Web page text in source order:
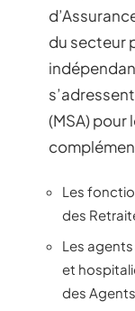
du secteur
(MSA) pour
Les
des
Les
et
des